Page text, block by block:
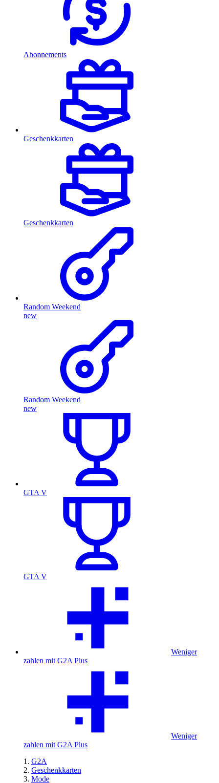
Abonnements
Geschenkkarten
Geschenkkarten
Random Weekend
new
Random Weekend
new
GTA V
GTA V
Weniger
zahlen mit G2A Plus
Weniger
zahlen mit G2A Plus
G2A
Geschenkkarten
Mode